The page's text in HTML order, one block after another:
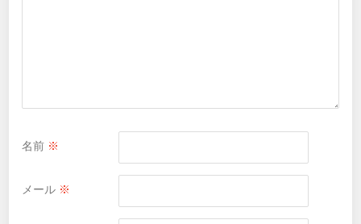
名前 ※
メール ※